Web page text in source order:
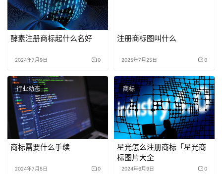
酵素注册商标起什么名好
2024年7月9日 0
注册商标图叫什么
2025年7月25日 0
行业动态
商标需要什么手续
2024年7月5日 0
商标
星光怎么注册商标「星光商
标图片大全
2024年6月9日 0